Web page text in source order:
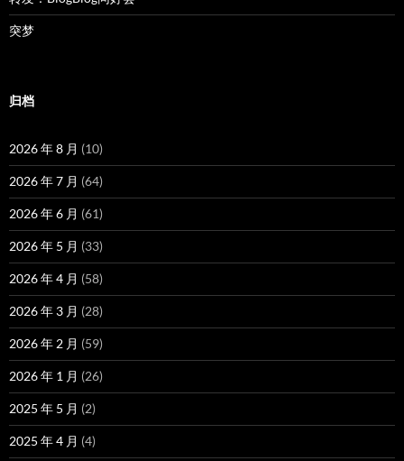
突梦
归档
2026 年 8 月 (10)
2026 年 7 月 (64)
2026 年 6 月 (61)
2026 年 5 月 (33)
2026 年 4 月 (58)
2026 年 3 月 (28)
2026 年 2 月 (59)
2026 年 1 月 (26)
2025 年 5 月 (2)
2025 年 4 月 (4)